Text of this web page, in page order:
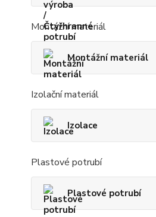
Montážní materiál
Montážní materiál
Izolační materiál
Izolace
Plastové potrubí
Plastové potrubí